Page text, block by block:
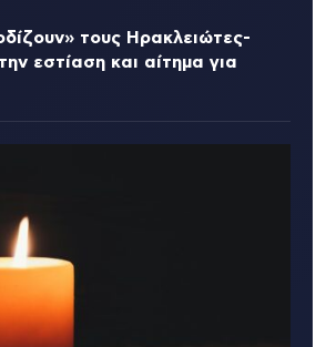
τους Ηρακλειώτες-
εστίαση και αίτημα για